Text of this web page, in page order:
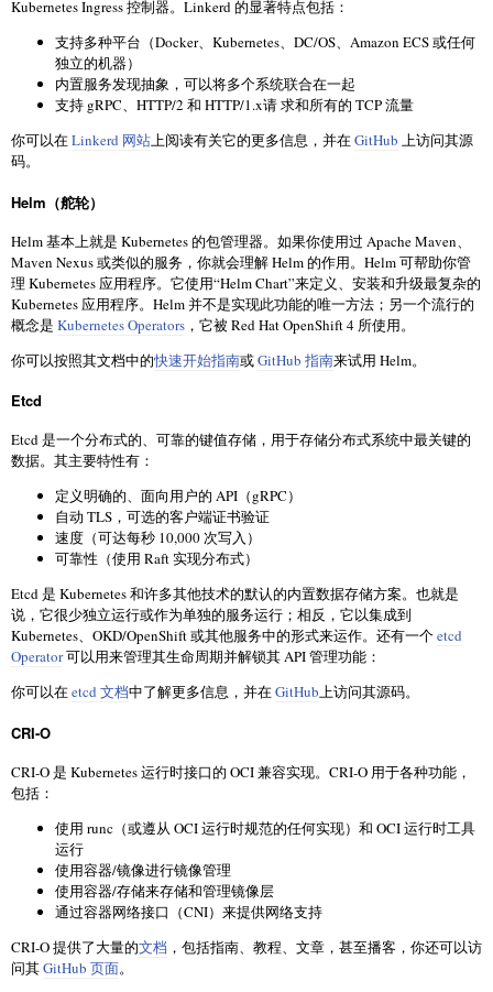
Kubernetes Ingress 控制器。Linkerd 的显著特点包括：
支持多种平台（Docker、Kubernetes、DC/OS、Amazon ECS 或任何
独立的机器）
内置服务发现抽象，可以将多个系统联合在一起
支持 gRPC、HTTP/2 和 HTTP/1.x请 求和所有的 TCP 流量
你可以在Linkerd 网站上阅读有关它的更多信息，并在GitHub 上访问其源
码。
Helm（舵轮）
Helm 基本上就是 Kubernetes 的包管理器。如果你使用过 Apache Maven、
Maven Nexus 或类似的服务，你就会理解 Helm 的作用。Helm 可帮助你管
理 Kubernetes 应用程序。它使用“Helm Chart”来定义、安装和升级最复杂的
Kubernetes 应用程序。Helm 并不是实现此功能的唯一方法；另一个流行的
概念是 Kubernetes Operators ，它被 Red Hat OpenShift 4 所使用。
你可以按照其文档中的快速开始指南或GitHub 指南来试用 Helm。
Etcd
Etcd 是一个分布式的、可靠的键值存储，用于存储分布式系统中最关键的
数据。其主要特性有：
定义明确的、面向用户的 API（gRPC）
自动 TLS，可选的客户端证书验证
速度（可达每秒 10,000 次写入）
可靠性（使用 Raft 实现分布式）
Etcd 是 Kubernetes 和许多其他技术的默认的内置数据存储方案。也就是
说，它很少独立运行或作为单独的服务运行；相反，它以集成到
Kubernetes、OKD/OpenShift 或其他服务中的形式来运作。还有一个etcd
Operator可以用来管理其生命周期并解锁其 API 管理功能：
你可以在etcd 文档中了解更多信息，并在GitHub上访问其源码。
CRI-O
CRI-O 是 Kubernetes 运行时接口的 OCI 兼容实现。CRI-O 用于各种功能，
包括：
使用 runc（或遵从 OCI 运行时规范的任何实现）和 OCI 运行时工具
运行
使用容器/镜像进行镜像管理
使用容器/存储来存储和管理镜像层
通过容器网络接口（CNI）来提供网络支持
CRI-O 提供了大量的文档 ，包括指南、教程、文章，甚至播客，你还可以访
问其GitHub 页面。